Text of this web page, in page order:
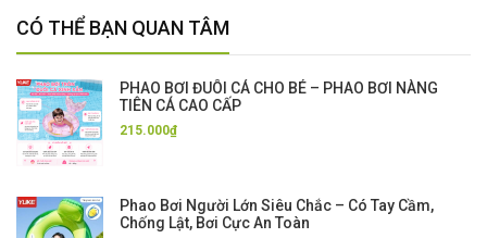
CÓ THỂ BẠN QUAN TÂM
PHAO BƠI ĐUÔI CÁ CHO BÉ – PHAO BƠI NÀNG
TIÊN CÁ CAO CẤP
215.000₫
Phao Bơi Người Lớn Siêu Chắc – Có Tay Cầm,
Chống Lật, Bơi Cực An Toàn